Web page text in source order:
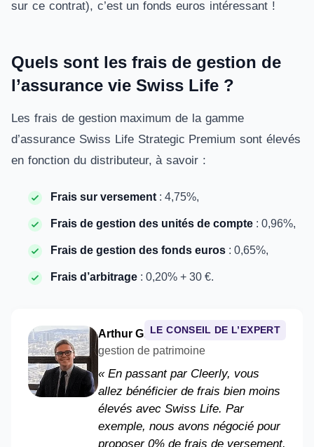
sur ce contrat), c’est un fonds euros intéressant !
Quels sont les frais de gestion de
l’assurance vie Swiss Life ?
Les frais de gestion maximum de la gamme
d’assurance Swiss Life Strategic Premium sont élevés
en fonction du distributeur, à savoir :
Frais sur versement : 4,75%,
Frais de gestion des unités de compte : 0,96%,
Frais de gestion des fonds euros : 0,65%,
Frais d’arbitrage : 0,20% + 30 €.
LE CONSEIL DE L’EXPERT
Arthur Grenier– Conseiller en
gestion de patrimoine
« En passant par Cleerly, vous
allez bénéficier de frais bien moins
élevés avec Swiss Life. Par
exemple, nous avons négocié pour
proposer 0% de frais de versement.